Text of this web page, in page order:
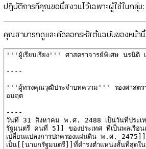
ปฏิบัติการที่คุณขอนี้สงวนไว้เฉพาะผู้ใช้ในกลุ่ม:
คุณสามารถดูและคัดลอกรหัสต้นฉบับของหน้านี้